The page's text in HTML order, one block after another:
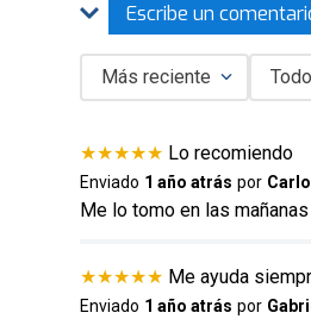
Escribe un
Título
Califica el producto
★★★★★
Más reciente
★★★★★ Lo recomiendo
Enviado 1 año atrás por
Me lo tomo en las
★★★★★ Me ayuda
Enviado 1 año atrás por